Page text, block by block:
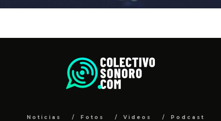
Noticias Fotos Videos
Podcast